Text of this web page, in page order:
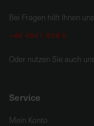
Bei Fragen hilft Ihnen
+49 4541 806 0
Oder nutzen Sie auch
Service
Mein Konto